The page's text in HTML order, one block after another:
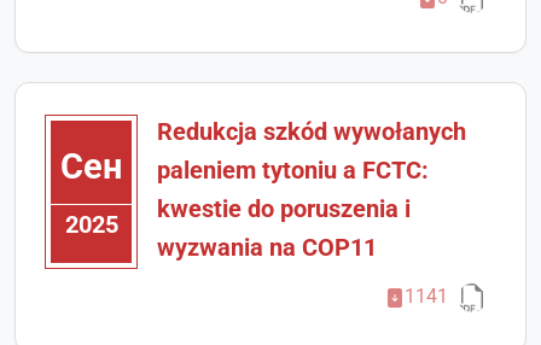
Сен
2025
Redukcja szkód wywołanych
paleniem tytoniu a FCTC:
kwestie do poruszenia i
wyzwania na COP11
1141